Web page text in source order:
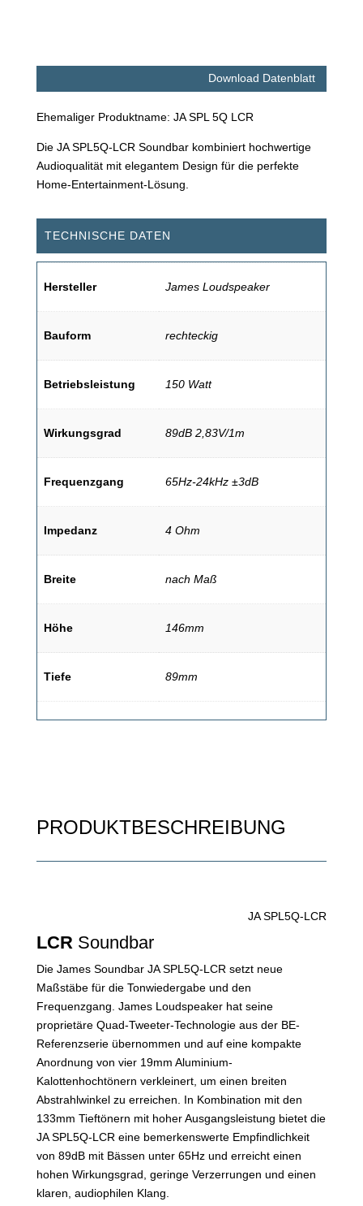
Download Datenblatt
Ehemaliger Produktname: JA SPL 5Q LCR
Die JA SPL5Q-LCR Soundbar kombiniert hochwertige
Audioqualität mit elegantem Design für die perfekte
Home-Entertainment-Lösung.
TECHNISCHE DATEN
Hersteller James Loudspeaker
Bauform rechteckig
Betriebsleistung 150 Watt
Wirkungsgrad 89dB 2,83V/1m
Frequenzgang 65Hz-24kHz ±3dB
Impedanz 4 Ohm
Breite nach Maß
Höhe 146mm
Tiefe 89mm
PRODUKTBESCHREIBUNG
JA SPL5Q-LCR
LCR Soundbar
Die James Soundbar JA SPL5Q-LCR setzt neue
Maßstäbe für die Tonwiedergabe und den
Frequenzgang. James Loudspeaker hat seine
proprietäre Quad-Tweeter-Technologie aus der BE-
Referenzserie übernommen und auf eine kompakte
Anordnung von vier 19mm Aluminium-
Kalottenhochtönern verkleinert, um einen breiten
Abstrahlwinkel zu erreichen. In Kombination mit den
133mm Tieftönern mit hoher Ausgangsleistung bietet die
JA SPL5Q-LCR eine bemerkenswerte Empfindlichkeit
von 89dB mit Bässen unter 65Hz und erreicht einen
hohen Wirkungsgrad, geringe Verzerrungen und einen
klaren, audiophilen Klang.